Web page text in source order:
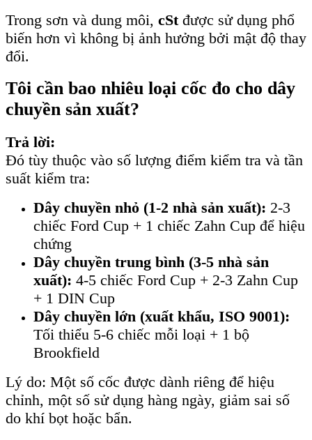
Trong sơn và dung môi, cStđược sử dụng phổ
biến hơn vì không bị ảnh hưởng bởi mật độ thay
đổi.
Tôi cần bao nhiêu loại cốc đo cho dây
chuyền sản xuất?
Trả lời:
Đó tùy thuộc vào số lượng điểm kiểm tra và tần
suất kiểm tra:
Dây chuyền nhỏ (1-2 nhà sản xuất): 2-3
chiếc Ford Cup + 1 chiếc Zahn Cup để hiệu
chứng
Dây chuyền trung bình (3-5 nhà sản
xuất): 4-5 chiếc Ford Cup + 2-3 Zahn Cup
+ 1 DIN Cup
Dây chuyền lớn (xuất khẩu, ISO 9001):
Tối thiểu 5-6 chiếc mỗi loại + 1 bộ
Brookfield
Lý do: Một số cốc được dành riêng để hiệu
chỉnh, một số sử dụng hàng ngày, giảm sai số
do khí bọt hoặc bẩn.